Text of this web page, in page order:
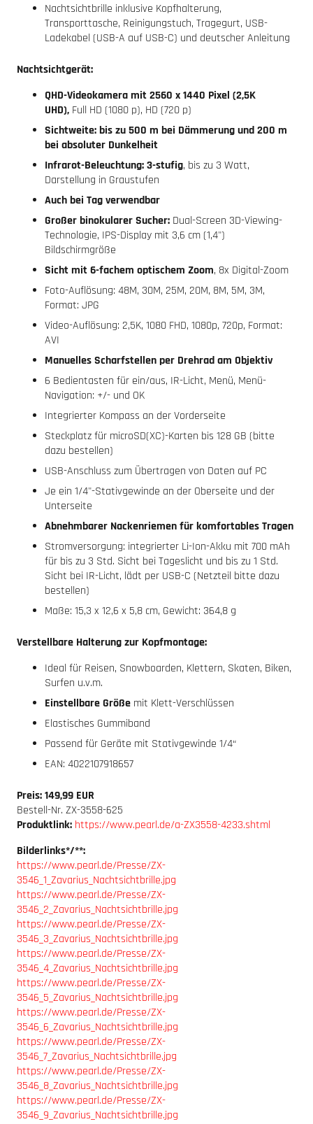
Nachtsichtbrille inklusive Kopfhalterung,
Transporttasche, Reinigungstuch, Tragegurt, USB-
Ladekabel (USB-A auf USB-C) und deutscher Anleitung
Nachtsichtgerät:
QHD-Videokamera mit 2560 x 1440 Pixel (2,5K
UHD), Full HD (1080 p), HD (720 p)
Sichtweite: bis zu 500 m bei Dämmerung und 200 m
bei absoluter Dunkelheit
Infrarot-Beleuchtung: 3-stufig, bis zu 3 Watt,
Darstellung in Graustufen
Auch bei Tag verwendbar
Großer binokularer Sucher: Dual-Screen 3D-Viewing-
Technologie, IPS-Display mit 3,6 cm (1,4")
Bildschirmgröße
Sicht mit 6-fachem optischem Zoom, 8x Digital-Zoom
Foto-Auflösung: 48M, 30M, 25M, 20M, 8M, 5M, 3M,
Format: JPG
Video-Auflösung: 2,5K, 1080 FHD, 1080p, 720p, Format:
AVI
Manuelles Scharfstellen per Drehrad am Objektiv
6 Bedientasten für ein/aus, IR-Licht, Menü, Menü-
Navigation: +/- und OK
Integrierter Kompass an der Vorderseite
Steckplatz für microSD(XC)-Karten bis 128 GB (bitte
dazu bestellen)
USB-Anschluss zum Übertragen von Daten auf PC
Je ein 1/4"-Stativgewinde an der Oberseite und der
Unterseite
Abnehmbarer Nackenriemen für komfortables Tragen
Stromversorgung: integrierter Li-Ion-Akku mit 700 mAh
für bis zu 3 Std. Sicht bei Tageslicht und bis zu 1 Std.
Sicht bei IR-Licht, lädt per USB-C (Netzteil bitte dazu
bestellen)
Maße: 15,3 x 12,6 x 5,8 cm, Gewicht: 364,8 g
Verstellbare Halterung zur Kopfmontage:
Ideal für Reisen, Snowboarden, Klettern, Skaten, Biken,
Surfen u.v.m.
Einstellbare Größe mit Klett-Verschlüssen
Elastisches Gummiband
Passend für Geräte mit Stativgewinde 1/4“
EAN: 4022107918657
Preis: 149,99 EUR
Bestell-Nr. ZX-3558-625
Produktlink: https://www.pearl.de/a-ZX3558-4233.shtml
Bilderlinks*/**:
https://www.pearl.de/Presse/ZX-
3546_1_Zavarius_Nachtsichtbrille.jpg
https://www.pearl.de/Presse/ZX-
3546_2_Zavarius_Nachtsichtbrille.jpg
https://www.pearl.de/Presse/ZX-
3546_3_Zavarius_Nachtsichtbrille.jpg
https://www.pearl.de/Presse/ZX-
3546_4_Zavarius_Nachtsichtbrille.jpg
https://www.pearl.de/Presse/ZX-
3546_5_Zavarius_Nachtsichtbrille.jpg
https://www.pearl.de/Presse/ZX-
3546_6_Zavarius_Nachtsichtbrille.jpg
https://www.pearl.de/Presse/ZX-
3546_7_Zavarius_Nachtsichtbrille.jpg
https://www.pearl.de/Presse/ZX-
3546_8_Zavarius_Nachtsichtbrille.jpg
https://www.pearl.de/Presse/ZX-
3546_9_Zavarius_Nachtsichtbrille.jpg